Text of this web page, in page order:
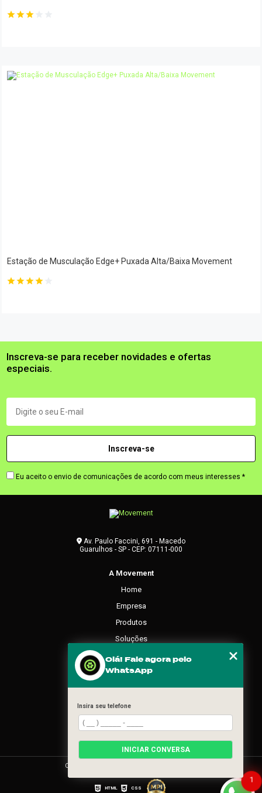
Estação de Musculação Edge+ Puxada Alta/Baixa Movement
Inscreva-se para receber novidades e ofertas
especiais.
Eu aceito o envio de comunicações de acordo com meus interesses *
Av. Paulo Faccini, 691 - Macedo
Guarulhos - SP - CEP: 07111-000
A Movement
Home
Empresa
Produtos
Soluções
Contato
Categorias
Mapa do site
REDES SOCIAIS
Copyright © Movement. (Lei 9610 de 19/02/1998)
HTML CSS
1
Olá! Fale agora pelo
WhatsApp
Insira seu telefone
INICIAR CONVERSA